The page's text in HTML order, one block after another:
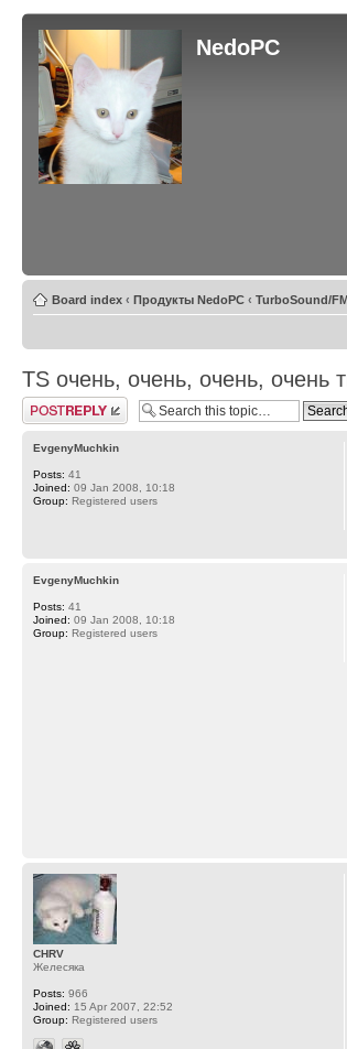
NedoPC
Board index ‹ Продукты NedoPC ‹ TurboSound/
TS очень, очень, очень, очень
Post a reply
EvgenyMuchkin
Posts: 41
Joined: 09 Jan 2008, 10:18
Group: Registered users
EvgenyMuchkin
Posts: 41
Joined: 09 Jan 2008, 10:18
Group: Registered users
CHRV
Желесяка
Posts: 966
Joined: 15 Apr 2007, 22:52
Group: Registered users